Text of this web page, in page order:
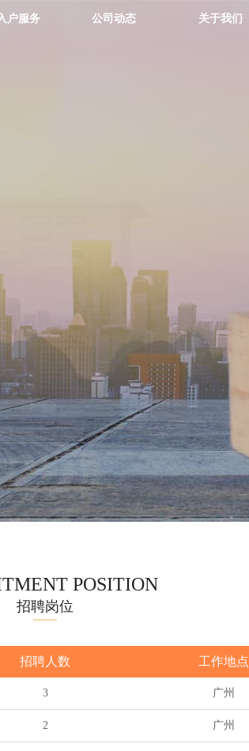
户服务 公司动态 关于我们
POSITION
招聘岗位
招聘人数 工作地点
3 广州
2 广州